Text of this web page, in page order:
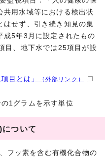
共用水域等における検出状
はせず、引き続き知見の集
成5年3月に設定されたもの
目、地下水では25項目が設
目とは」 （外部リンク）
1グラムを示す単位
ついて
フッ素を含む有機化合物の